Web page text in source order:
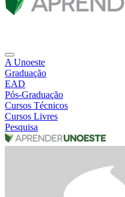
A Unoeste
Graduação
EAD
Pós-Graduação
Cursos Técnicos
Cursos Livres
Pesquisa